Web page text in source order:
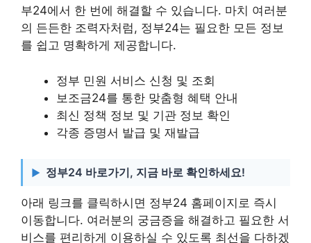
부24에서 한 번에 해결할 수 있습니다. 마치 여러분
의 든든한 조력자처럼, 정부24는 필요한 모든 정보
를 쉽고 명확하게 제공합니다.
정부 민원 서비스 신청 및 조회
보조금24를 통한 맞춤형 혜택 안내
최신 정책 정보 및 기관 정보 확인
각종 증명서 발급 및 재발급
정부24 바로가기, 지금 바로 확인하세요!
아래 링크를 클릭하시면 정부24 홈페이지로 즉시
이동합니다. 여러분의 궁금증을 해결하고 필요한 서
비스를 편리하게 이용하실 수 있도록 최선을 다하겠